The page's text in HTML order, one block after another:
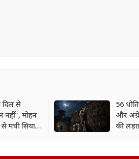
दिल से
नहीं', मोहन
मची सियासी
56
और
की